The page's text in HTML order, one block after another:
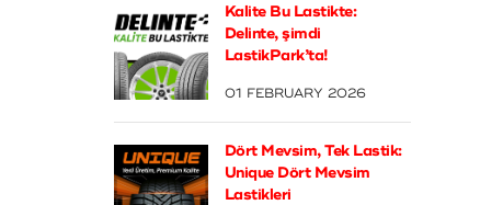
Kalite Bu Lastikte:
Delinte, şimdi
LastikPark’ta!
01 FEBRUARY 2026
Dört Mevsim, Tek Lastik:
Unique Dört Mevsim
Lastikleri